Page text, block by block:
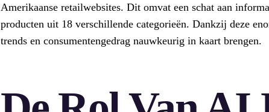
Amerikaanse retailwebsites. Dit omvat een schat aan
producten uit 18 verschillende categorieën. Dankzij deze
trends en consumentengedrag nauwkeurig in kaart brengen.